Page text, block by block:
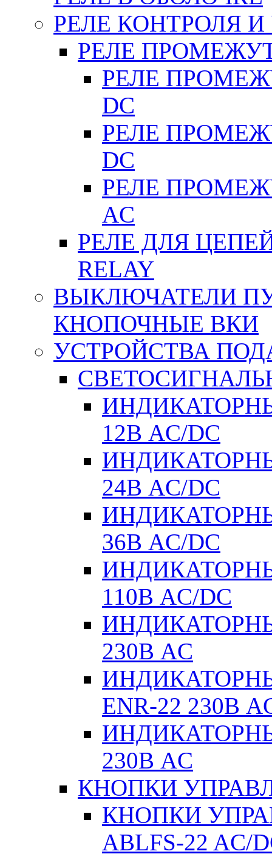
РЕЛЕ КОНТРОЛЯ
РЕЛЕ
РЕЛЕ
DC
РЕЛЕ
DC
РЕЛЕ
АC
РЕЛЕ ДЛЯ
RELAY
ВЫКЛЮЧАТЕЛИ
КНОПОЧНЫЕ ВКИ
УСТРОЙСТВА
12В AC/DC
24В AC/DC
36В AC/DC
110В AC/DC
230В AC
ENR-22 230В
230В AC
КНОПКИ
КНОПКИ
ABLFS-22 AC/